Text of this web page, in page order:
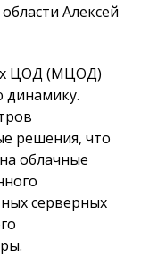
Алексей
ЦОД (МЦОД)
решения, что
облачные
серверных